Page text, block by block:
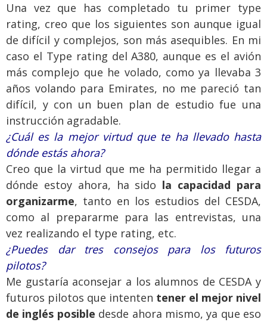
Una vez que has completado tu primer type
rating, creo que los siguientes son aunque igual
de difícil y complejos, son más asequibles. En mi
caso el Type rating del A380, aunque es el avión
más complejo que he volado, como ya llevaba 3
años volando para Emirates, no me pareció tan
difícil, y con un buen plan de estudio fue una
instrucción agradable.
¿Cuál es la mejor virtud que te ha llevado hasta
dónde estás ahora?
Creo que la virtud que me ha permitido llegar a
dónde estoy ahora, ha sido la capacidad para
organizarme, tanto en los estudios del CESDA,
como al prepararme para las entrevistas, una
vez realizando el type rating, etc.
¿Puedes dar tres consejos para los futuros
pilotos?
Me gustaría aconsejar a los alumnos de CESDA y
futuros pilotos que intenten tener el mejor nivel
de inglés posible desde ahora mismo, ya que eso